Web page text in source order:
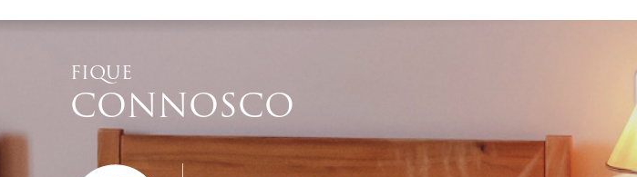
FIQUE
CONNOSCO